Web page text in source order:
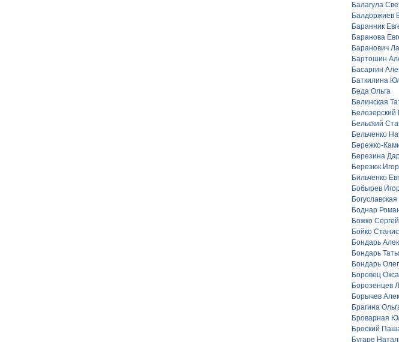
Балагула
Балдоржиев
Баранник
Баранова
Баранович
Бартошин
Басаргин
Баткилина
Беда Ольга
Белинская
Бельский
Бельченко
Бережко-
Березина
Березюк
Бильченко
Бобырев
Боднар
Божко Сергей
Бойко
Бондарь
Бондарь
Бондарь Олег
Боровец
Борозенцев
Борычев
Брагина
Броварная
Броский
Бугаре